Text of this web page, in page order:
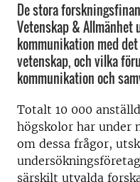
De stora
Vetenskap & Allmänhet
kommunikation med
vetenskap, och vilka
kommunikation och
Totalt 10 000
högskolor har under
om dessa frågor,
särskilt utvalda